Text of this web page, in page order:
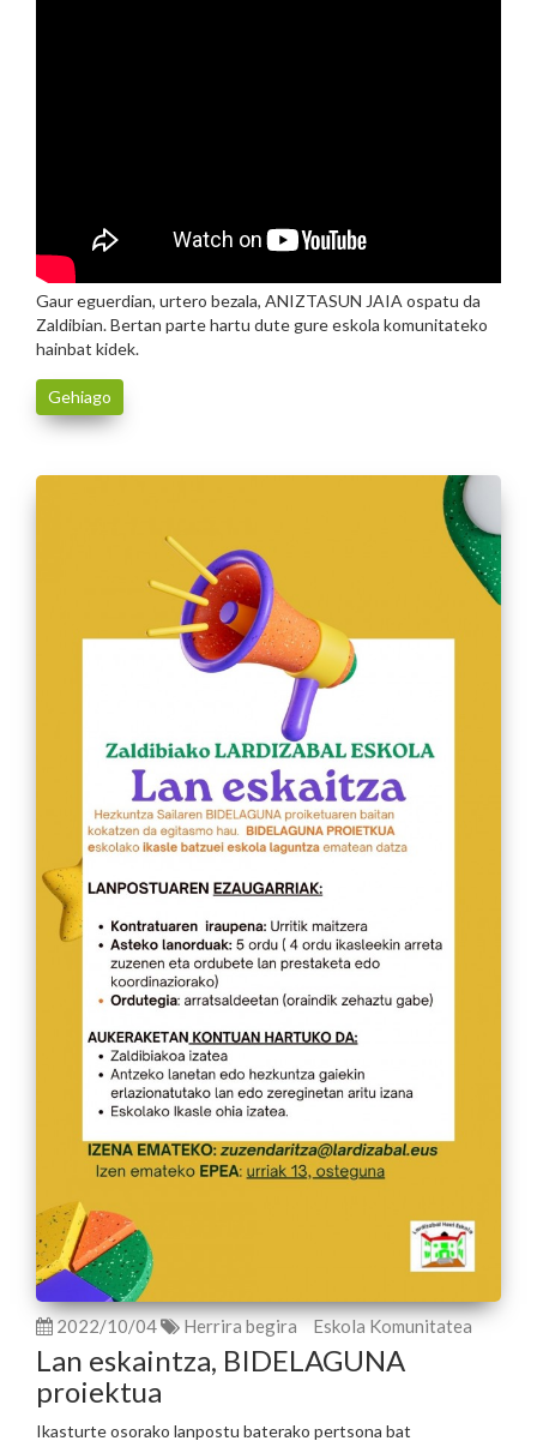
Gaur eguerdian, urtero bezala, ANIZTASUN JAIA ospatu da
Zaldibian. Bertan parte hartu dute gure eskola komunitateko
hainbat kidek.
Gehiago
2022/10/04 Herrira begira Eskola Komunitatea
Lan eskaintza, BIDELAGUNA
proiektua
Ikasturte osorako lanpostu baterako pertsona bat